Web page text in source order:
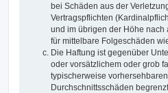
bei Schäden aus der
Vertragspflichten
und im übrigen der Höhe nach
für mittelbare Folgeschäden
Die Haftung ist gegenüber
oder vorsätzlichem oder grob
typischerweise
Durchschnittsschäden